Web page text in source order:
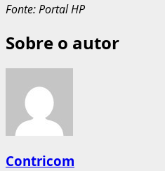
Fonte: Portal HP
Sobre o autor
Contricom